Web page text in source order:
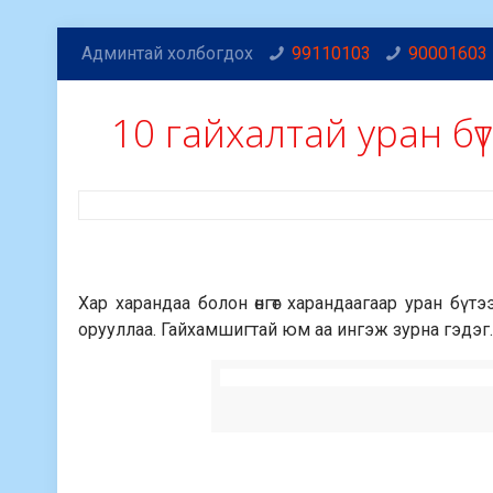
Админтай холбогдох 99110103 90001603
10 гайхалтай уран
Хар харандаа болон өнгөт харандаагаар уран
орууллаа. Гайхамшигтай юм аа ингэж зурна